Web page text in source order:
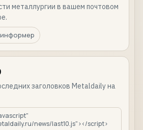
металлургии в вашем почтовом
заголовков Metaldaily на